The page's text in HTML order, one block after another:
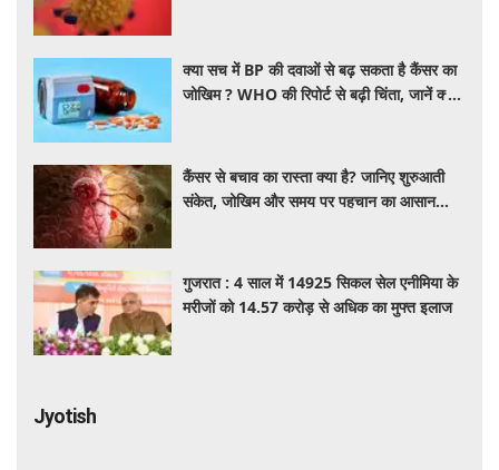
क्या सच में BP की दवाओं से बढ़ सकता है कैंसर का
जोखिम ? WHO की रिपोर्ट से बढ़ी चिंता, जानें क्या
कैंसर से बचाव का रास्ता क्या है? जानिए शुरुआती
संकेत, जोखिम और समय पर पहचान का आसान
गुजरात : 4 साल में 14925 सिकल सेल एनीमिया के
मरीजों को 14.57 करोड़ से अधिक का मुफ्त इलाज
Jyotish